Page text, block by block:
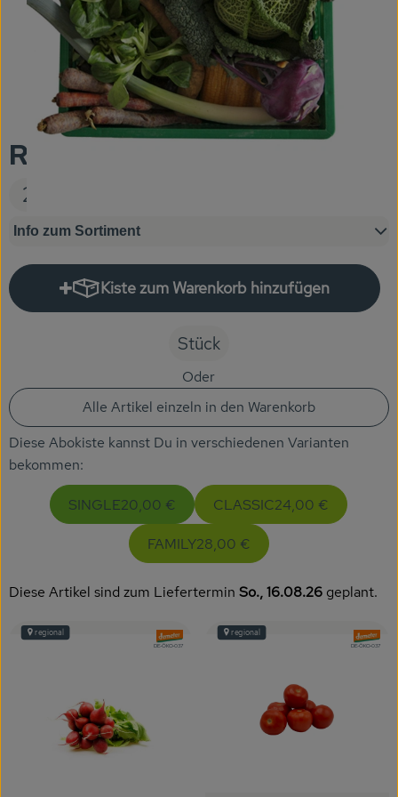
KARUSSELLE
Gutes aus Höhenberg
Einfach Bio
Obst & Gemüse
Feinkost
Getränke
Naturkosmetik
Dr. Hauschka - Wala
Drogerie
Saatgut
Gedrucktes
Service
Regio-Gemüsekiste Single
20,00 €
Info zum Sortiment
Kiste zum Warenkorb hinzufügen
Kiste zum Warenkorb
Stück
Oder
Alle Artikel einzeln in den Warenkorb
Diese Abokiste kannst Du in verschiedenen Varianten
bekommen:
SINGLE20,00 € CLASSIC24,00 €
FAMILY28,00 €
Diese Artikel sind zum Liefertermin So., 16.08.26 geplant.
, Verband:
, Kontrollstelle:
DE-ÖKO-037
regional , Verband:
, Kontrollstelle:
DE-ÖKO-037
regional